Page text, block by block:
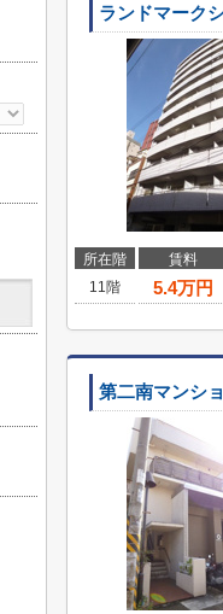
ランドマーク
所在階 賃料
11階
5.4万円
第二南マンシ